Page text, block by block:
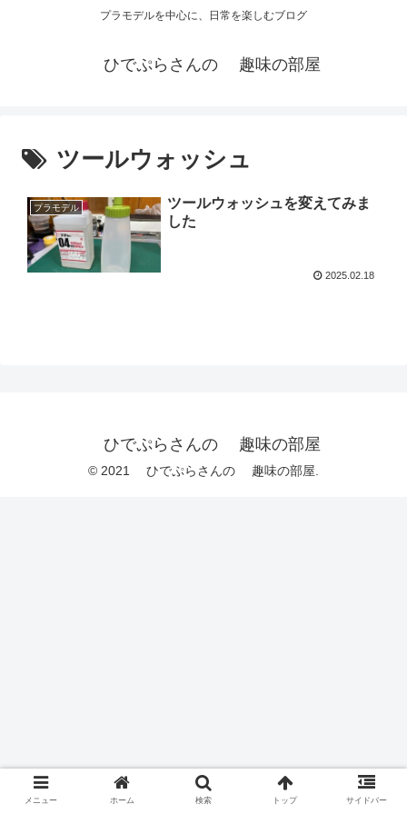
プラモデルを中心に、日常を楽しむブログ
ひでぷらさんの 趣味の部屋
ツールウォッシュ
プラモデル
ツールウォッシュを変えてみま
した
2025.02.18
ひでぷらさんの 趣味の部屋
© 2021 ひでぷらさんの 趣味の部屋.
メニュー ホーム 検索 トップ サイドバー